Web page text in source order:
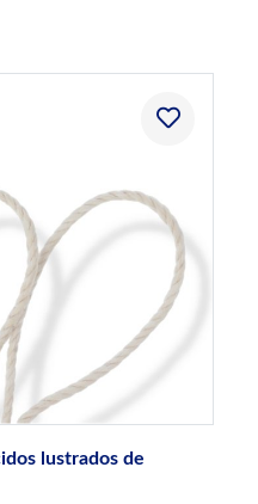
lustrados de